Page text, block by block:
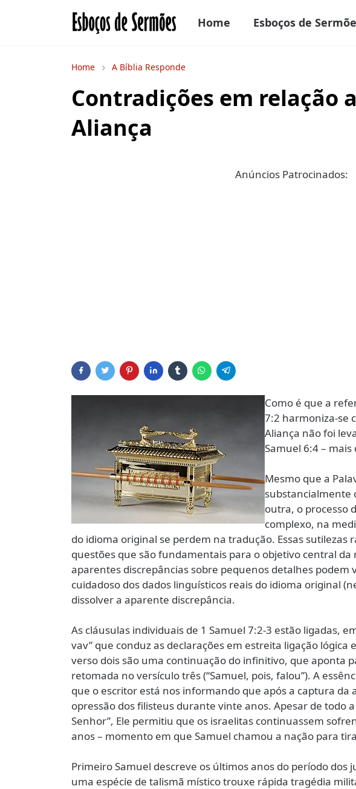
Home Esboços de
Home A Bíblia Responde
Contradições em relação
Aliança
Anúncios Patrocinados:
Como é que a
7:2 harmoniza-se
Aliança não foi
Samuel 6:4 – mais
Mesmo que a
substancialmente
outra, o processo
complexo, na
do idioma original se perdem na tradução. Essas
questões que são fundamentais para o objetivo central
aparentes discrepâncias sobre pequenos detalhes podem
cuidadoso dos dados linguísticos reais do idioma original
dissolver a aparente discrepância.
As cláusulas individuais de 1 Samuel 7:2-3 estão ligadas,
vav” que conduz as declarações em estreita ligação lógica
verso dois são uma continuação do infinitivo, que aponta
retomada no versículo três (“Samuel, pois, falou”). A
que o escritor está nos informando que após a captura da
opressão dos filisteus durante vinte anos. Apesar de todo
Senhor”, Ele permitiu que os israelitas continuassem
anos – momento em que Samuel chamou a nação para
Primeiro Samuel descreve os últimos anos do período dos
uma espécie de talismã místico trouxe rápida tragédia